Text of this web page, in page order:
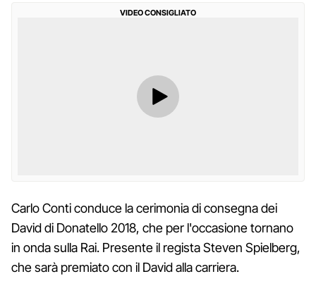
VIDEO CONSIGLIATO
Carlo Conti conduce la cerimonia di consegna dei
David di Donatello 2018, che per l'occasione tornano
in onda sulla Rai. Presente il regista Steven Spielberg,
che sarà premiato con il David alla carriera.